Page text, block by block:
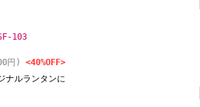
103
円) <40%OFF>
ナルランタンに